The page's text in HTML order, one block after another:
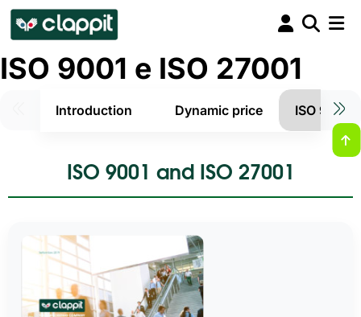
ISO 9001 e ISO 27001
Introduction Dynamic price ISO 9001
ISO 9001 and ISO 27001